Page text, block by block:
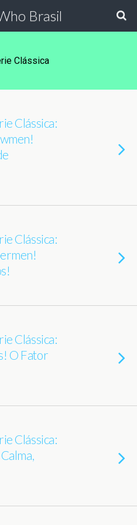
Brasil
Clássica
Clássica:
Clássica:
Clássica:
O Fator
Clássica: